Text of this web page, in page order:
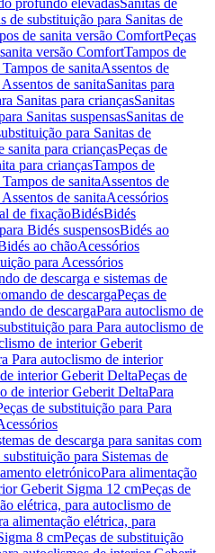
profundo elevadasSanitas de
de substituição para Sanitas de
de sanita versão ComfortPeças
versão ComfortTampos de
de sanitaAssentos de
de sanitaSanitas para
Sanitas para criançasSanitas
Sanitas suspensasSanitas de
para Sanitas de
sanita para criançasPeças de
para criançasTampos de
de sanitaAssentos de
de sanitaAcessórios
de fixaçãoBidésBidés
Bidés suspensosBidés ao
ao chãoAcessórios
para Acessórios
de descarga e sistemas de
de descargaPeças de
de descargaPara autoclismo de
para Para autoclismo de
de interior Geberit
Para autoclismo de interior
interior Geberit DeltaPeças de
de interior Geberit DeltaPara
de substituição para Para
de descarga para sanitas com
substituição para Sistemas de
eletrónicoPara alimentação
Geberit Sigma 12 cmPeças de
elétrica, para autoclismo de
alimentação elétrica, para
8 cmPeças de substituição